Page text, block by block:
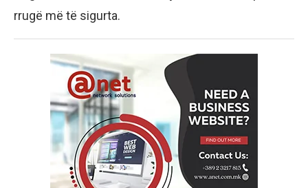
rrugë më të sigurta.